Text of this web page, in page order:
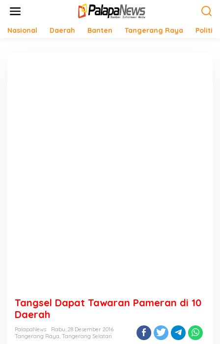
Nasional Daerah Banten Tangerang Raya Politik
Tangsel Dapat Tawaran Pameran di 10
Daerah
PalapaNews
Rabu, 28 Desember 2016
Tangerang Raya, Tangerang Selatan